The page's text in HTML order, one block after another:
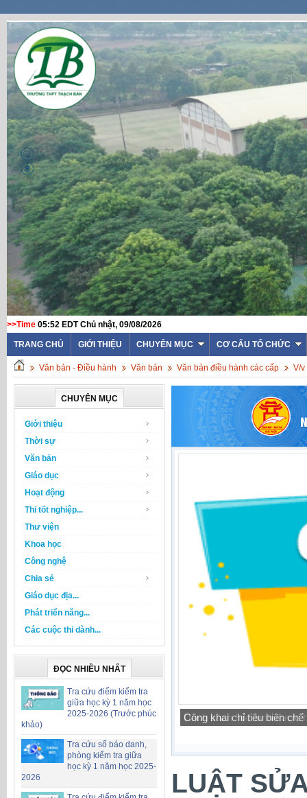
>>Time 05:52 EDT Chủ nhật, 09/08/2026
TRANG CHỦ GIỚI THIỆU CHUYÊN MỤC CƠ CẤU TỔ CHỨC
Văn bản - Điều hành Văn bản Văn bản điều hành các cấp V/v
CHUYÊN MỤC
Giới thiệu
Thời sự
Văn bản
Giáo dục
Hoạt động
Thi tốt nghiệp...
Thư viện
Khoa học
Công nghệ
Chia sẻ
Giáo dục địa...
Phát triển năng...
Các cuộc thi dành...
ĐỌC NHIỀU NHẤT
Tra cứu điểm kiểm tra
giữa học kỳ 1 năm học
2025-2026 (Trước phúc
khảo)
Tra cứu số báo danh,
phòng kiểm tra giữa
học kỳ 1 năm học 2025-
2026
Công khai chỉ tiêu biên chế
LUẬT